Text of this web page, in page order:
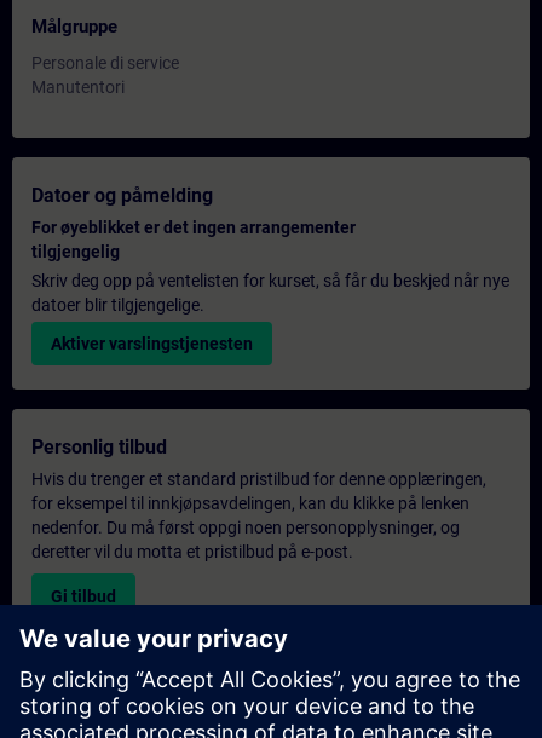
Målgruppe
Personale di service
Manutentori
Datoer og påmelding
For øyeblikket er det ingen arrangementer
tilgjengelig
Skriv deg opp på ventelisten for kurset, så får du beskjed når nye
datoer blir tilgjengelige.
Aktiver varslingstjenesten
Personlig tilbud
Hvis du trenger et standard pristilbud for denne opplæringen,
for eksempel til innkjøpsavdelingen, kan du klikke på lenken
nedenfor. Du må først oppgi noen personopplysninger, og
deretter vil du motta et pristilbud på e-post.
Gi tilbud
Forespørsel om eksklusiv opplæring
Fyll ut skjemaet nedenfor hvis du ønsker et tilbud på et